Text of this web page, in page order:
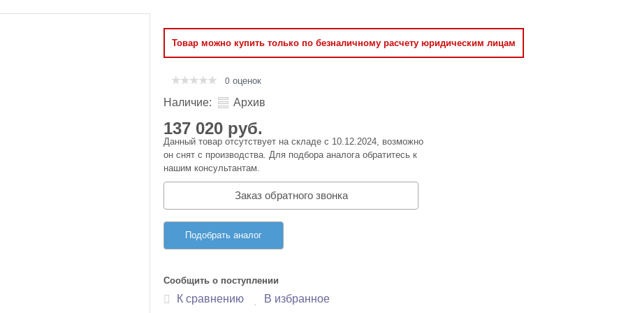
Товар можно купить только по безналичному расчету юридическим лицам
0 оценок
Наличие: Архив
137 020 руб.
Данный товар отсутствует на складе с 10.12.2024, возможно
он снят с производства. Для подбора аналога обратитесь к
нашим консультантам.
Заказ обратного звонка
Подобрать аналог
Сообщить о поступлении
К сравнению В избранное
память